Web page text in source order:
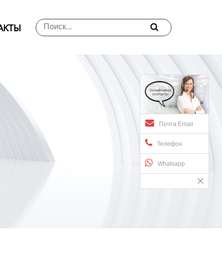

Почта Email
Телефон
Whatsapp